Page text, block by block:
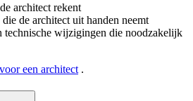
architect rekent
de architect uit handen neemt
technische wijzigingen die noodzakelijk
een architect .